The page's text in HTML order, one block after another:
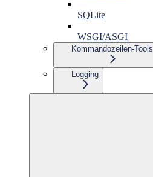
SQLite
WSGI/ASGI
Kommandozeilen-Tools
Logging